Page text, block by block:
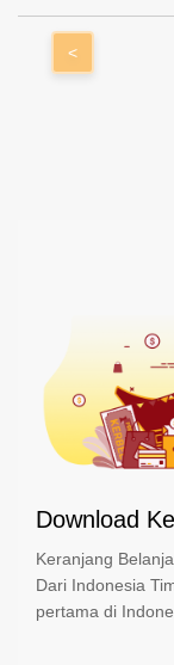
<
Download
Keranjang
Dari Indonesia
pertama di